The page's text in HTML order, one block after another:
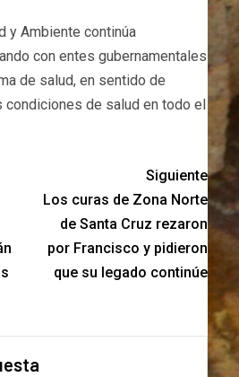
y Ambiente continúa
con entes gubernamentales
de salud, en sentido de
condiciones de salud en todo el
Siguiente
Los curas de Zona Norte
de Santa Cruz rezaron
por Francisco y pidieron
que su legado continúe